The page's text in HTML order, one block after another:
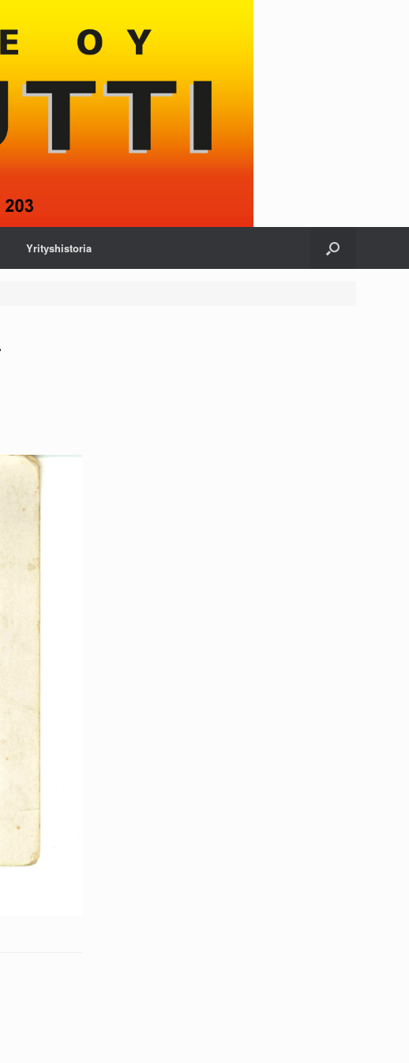
Yrityshistoria